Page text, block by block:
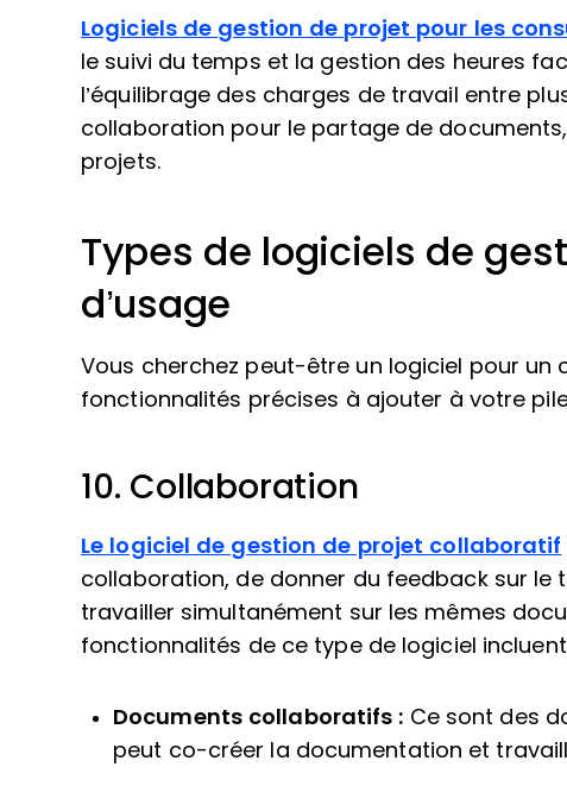
Logiciels de gestion de projet pour les
le suivi du temps et la gestion des heures
l’équilibrage des charges de travail entre
collaboration pour le partage de
projets.
Types de logiciels de
d’usage
Vous cherchez peut-être un logiciel pour un
fonctionnalités précises à ajouter à votre
10. Collaboration
Le logiciel de gestion de projet collaboratif
collaboration, de donner du feedback sur le
travailler simultanément sur les mêmes
fonctionnalités de ce type de logiciel incluent
Documents collaboratifs : Ce sont des
peut co-créer la documentation et